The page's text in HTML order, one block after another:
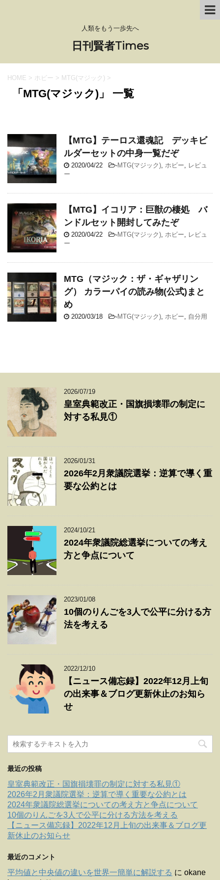
人類をもう一歩先へ
日刊賢者Times
HOME > ホビー > MTG(マジック) >
「MTG(マジック)」 一覧
【MTG】テーロス還魂記 デッキビ
ルダーセットの中身一覧だぞ
2020/04/22 -MTG(マジック), ホビー, レビュ
ー
【MTG】イコリア：巨獣の棲処 バ
ンドルセット開封してみたぞ
2020/04/22 -MTG(マジック), ホビー, レビュ
ー
MTG（マジック：ザ・ギャザリン
グ） カラーパイの読み物(公式)まと
め
2020/03/18 -MTG(マジック), ホビー, 自分用
2026/07/19
皇室典範改正・国旗損壊罪の制定に
対する私見①
2026/01/31
2026年2月衆議院選挙：逆算で導く重
要な公約とは
2024/10/21
2024年衆議院総選挙についての考え
方と争点について
2023/01/08
10個のりんごを3人で公平に分ける方
法を考える
2022/12/10
【ニュース備忘録】2022年12月上旬
の出来事＆ブログ更新休止のお知ら
せ
最近の投稿
皇室典範改正・国旗損壊罪の制定に対する私見①
2026年2月衆議院選挙：逆算で導く重要な公約とは
2024年衆議院総選挙についての考え方と争点について
10個のりんごを3人で公平に分ける方法を考える
【ニュース備忘録】2022年12月上旬の出来事＆ブログ更
新休止のお知らせ
最近のコメント
平均値と中央値の違いを世界一簡単に解説する に okane